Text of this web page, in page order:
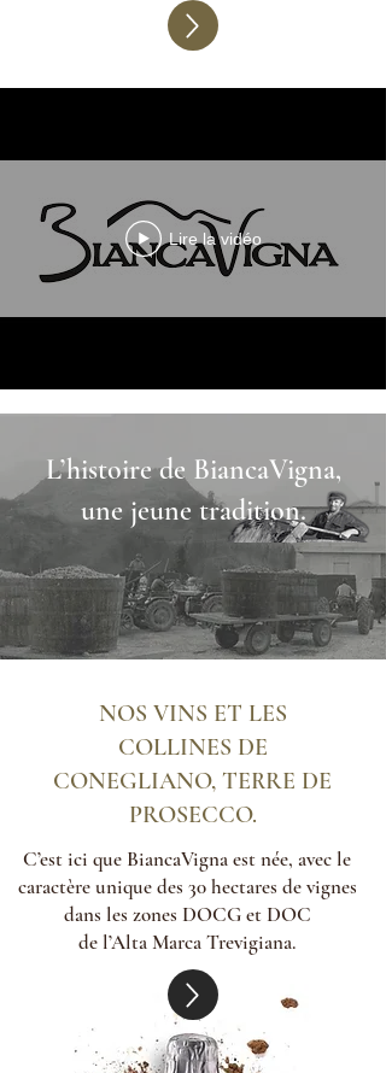
Lire la vidéo
L’histoire de BiancaVigna,
une jeune tradition.
NOS VINS ET LES
COLLINES DE
CONEGLIANO, TERRE DE
PROSECCO.
C’est ici que BiancaVigna est née, avec le
caractère unique des 30 hectares de vignes
dans les zones DOCG et DOC
de l’Alta Marca Trevigiana.